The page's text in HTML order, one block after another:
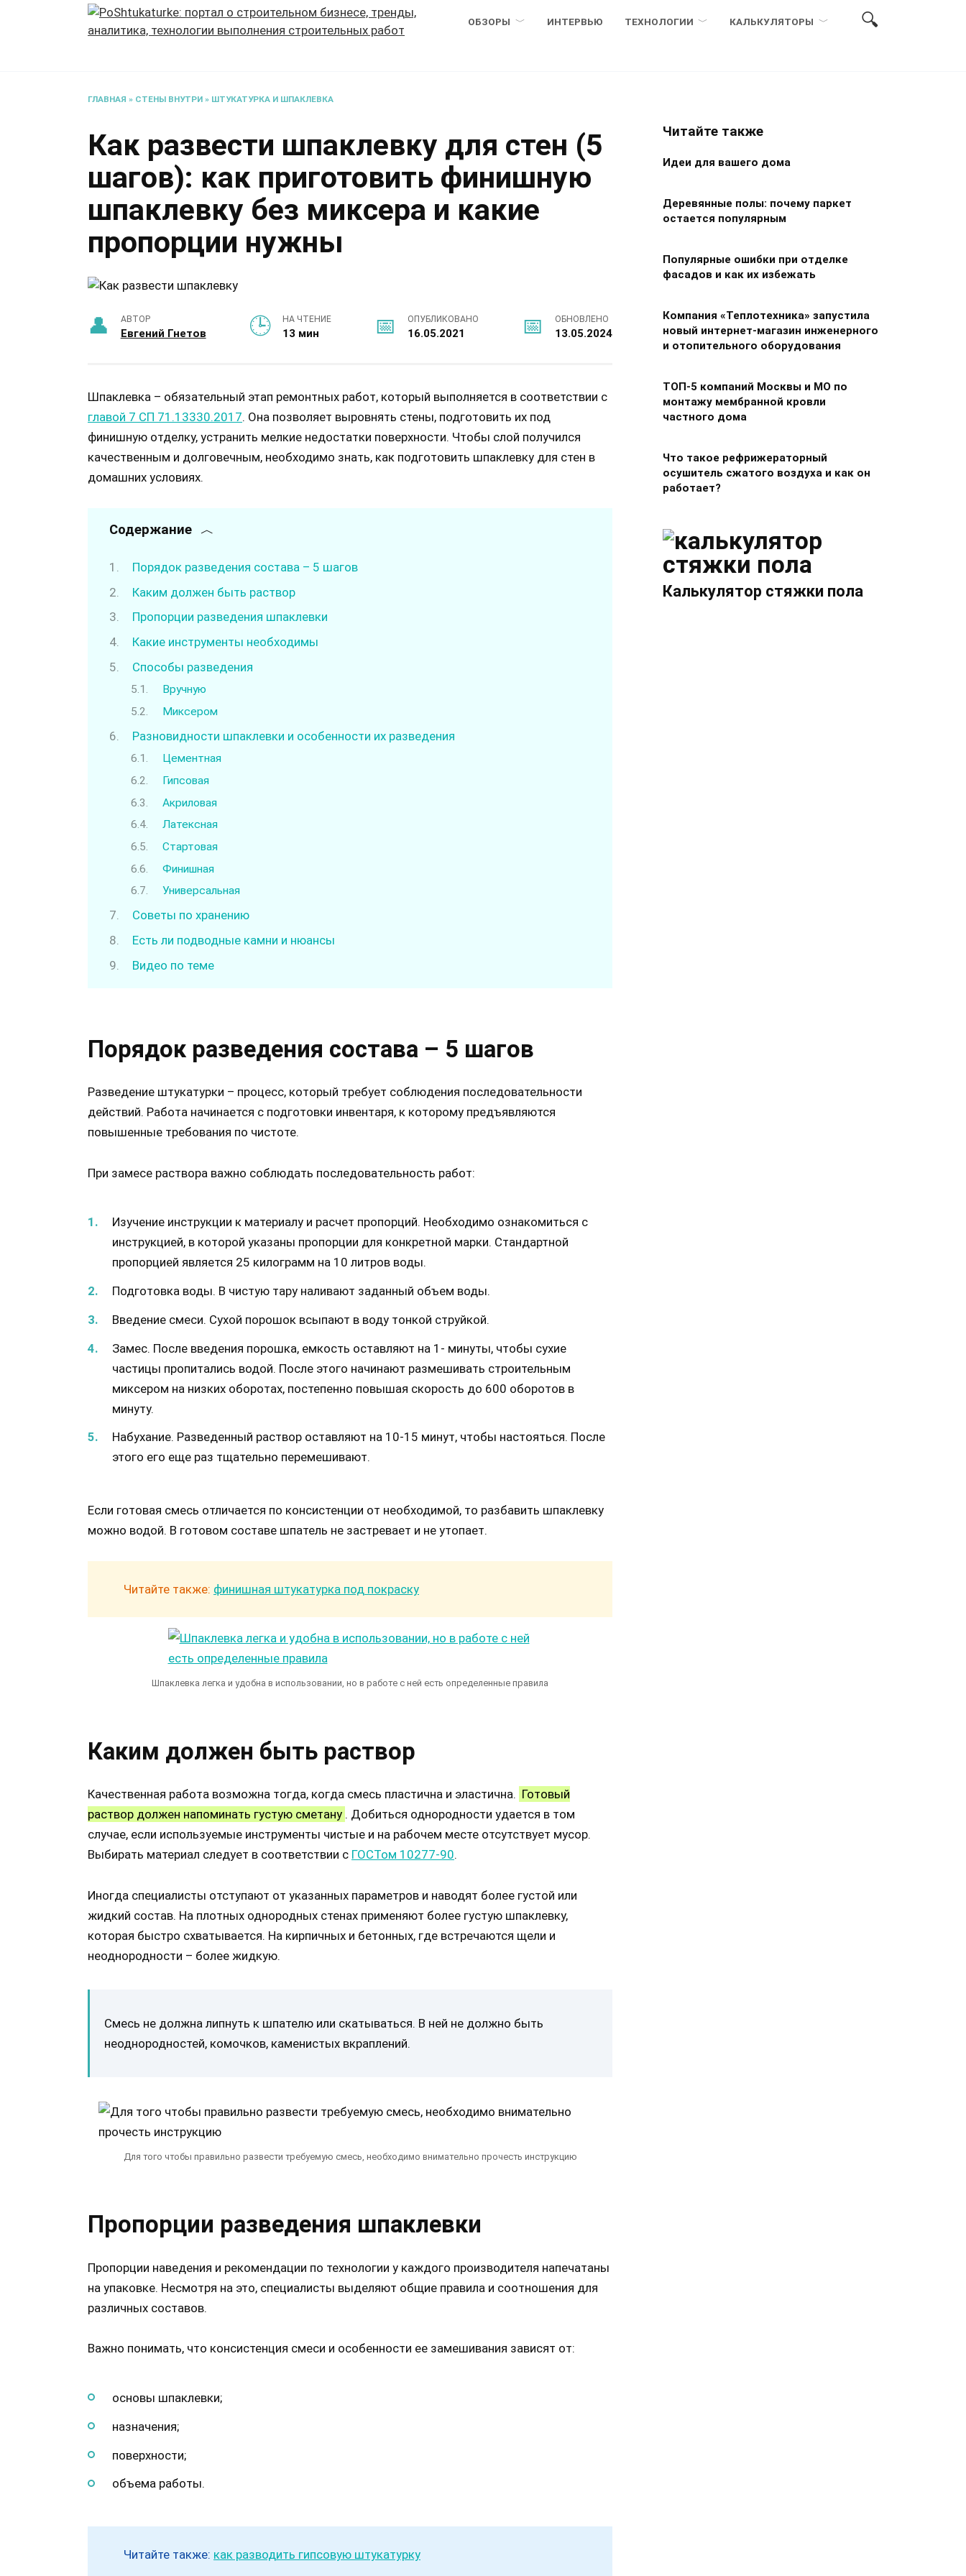
ОБЗОРЫ ИНТЕРВЬЮ ТЕХНОЛОГИИ КАЛЬКУЛЯТОРЫ
ГЛАВНАЯ » СТЕНЫ ВНУТРИ » ШТУКАТУРКА И ШПАКЛЕВКА
Как развести шпаклевку для стен (5
шагов): как приготовить финишную
шпаклевку без миксера и какие
пропорции нужны
АВТОР
Евгений Гнетов
НА ЧТЕНИЕ
13 мин
ОПУБЛИКОВАНО
16.05.2021
ОБНОВЛЕНО
13.05.2024
Шпаклевка – обязательный этап ремонтных работ, который выполняется в соответствии с
главой 7 СП 71.13330.2017. Она позволяет выровнять стены, подготовить их под
финишную отделку, устранить мелкие недостатки поверхности. Чтобы слой получился
качественным и долговечным, необходимо знать, как подготовить шпаклевку для стен в
домашних условиях.
Содержание
Порядок разведения состава – 5 шагов
Каким должен быть раствор
Пропорции разведения шпаклевки
Какие инструменты необходимы
Способы разведения
Вручную
Миксером
Разновидности шпаклевки и особенности их разведения
Цементная
Гипсовая
Акриловая
Латексная
Стартовая
Финишная
Универсальная
Советы по хранению
Есть ли подводные камни и нюансы
Видео по теме
Порядок разведения состава – 5 шагов
Разведение штукатурки – процесс, который требует соблюдения последовательности
действий. Работа начинается с подготовки инвентаря, к которому предъявляются
повышенные требования по чистоте.
При замесе раствора важно соблюдать последовательность работ:
Изучение инструкции к материалу и расчет пропорций. Необходимо ознакомиться с
инструкцией, в которой указаны пропорции для конкретной марки. Стандартной
пропорцией является 25 килограмм на 10 литров воды.
Подготовка воды. В чистую тару наливают заданный объем воды.
Введение смеси. Сухой порошок всыпают в воду тонкой струйкой.
Замес. После введения порошка, емкость оставляют на 1- минуты, чтобы сухие
частицы пропитались водой. После этого начинают размешивать строительным
миксером на низких оборотах, постепенно повышая скорость до 600 оборотов в
минуту.
Набухание. Разведенный раствор оставляют на 10-15 минут, чтобы настояться. После
этого его еще раз тщательно перемешивают.
Если готовая смесь отличается по консистенции от необходимой, то разбавить шпаклевку
можно водой. В готовом составе шпатель не застревает и не утопает.
Читайте также: финишная штукатурка под покраску
Шпаклевка легка и удобна в использовании, но в работе с ней есть определенные правила
Каким должен быть раствор
Качественная работа возможна тогда, когда смесь пластична и эластична. Готовый
раствор должен напоминать густую сметану . Добиться однородности удается в том
случае, если используемые инструменты чистые и на рабочем месте отсутствует мусор.
Выбирать материал следует в соответствии с ГОСТом 10277-90.
Иногда специалисты отступают от указанных параметров и наводят более густой или
жидкий состав. На плотных однородных стенах применяют более густую шпаклевку,
которая быстро схватывается. На кирпичных и бетонных, где встречаются щели и
неоднородности – более жидкую.
Смесь не должна липнуть к шпателю или скатываться. В ней не должно быть
неоднородностей, комочков, каменистых вкраплений.
Для того чтобы правильно развести требуемую смесь, необходимо внимательно прочесть инструкцию
Пропорции разведения шпаклевки
Пропорции наведения и рекомендации по технологии у каждого производителя напечатаны
на упаковке. Несмотря на это, специалисты выделяют общие правила и соотношения для
различных составов.
Важно понимать, что консистенция смеси и особенности ее замешивания зависят от:
основы шпаклевки;
назначения;
поверхности;
объема работы.
Читайте также: как разводить гипсовую штукатурку
Читайте также
Идеи для вашего дома
Деревянные полы: почему паркет
остается популярным
Популярные ошибки при отделке
фасадов и как их избежать
Компания «Теплотехника» запустила
новый интернет-магазин инженерного
и отопительного оборудования
ТОП-5 компаний Москвы и МО по
монтажу мембранной кровли
частного дома
Что такое рефрижераторный
осушитель сжатого воздуха и как он
работает?
Калькулятор стяжки пола